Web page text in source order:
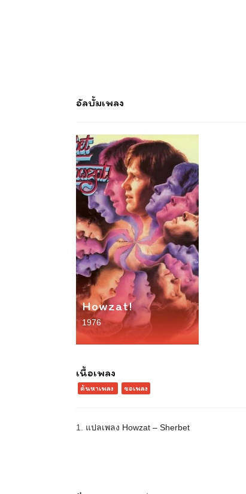
อัลบั้มเพลง
Howzat!
1976
เนื้อเพลง
ค้นหาเพลง ขอเพลง
1. แปลเพลง Howzat – Sherbet